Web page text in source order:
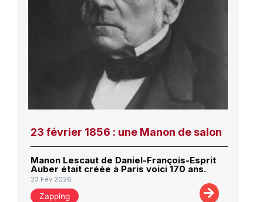
23 février 1856 : une Manon de salon
Manon Lescaut de Daniel-François-Esprit
Auber était créée à Paris voici 170 ans.
23 Fév 2026
Zapping